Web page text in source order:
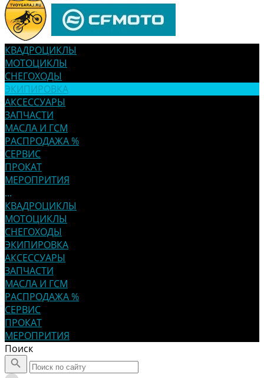
КВАДРОЦИКЛЫ
МОТОЦИКЛЫ
СНЕГОХОДЫ
ЭКИПИРОВКА
АКСЕССУАРЫ
ЗАПЧАСТИ
МАСЛА И ГСМ
РАСПРОДАЖА %
СЕРВИС
ПРОКАТ
МЕРОПРИТИЯ
...
КВАДРОЦИКЛЫ
МОТОЦИКЛЫ
СНЕГОХОДЫ
ЭКИПИРОВКА
АКСЕССУАРЫ
ЗАПЧАСТИ
МАСЛА И ГСМ
РАСПРОДАЖА %
СЕРВИС
ПРОКАТ
МЕРОПРИТИЯ
Поиск